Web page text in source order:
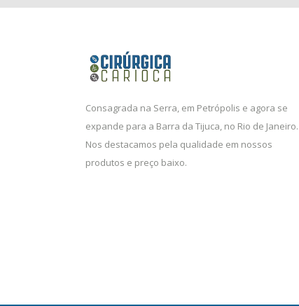
Consagrada na Serra, em Petrópolis e agora se
expande para a Barra da Tijuca, no Rio de Janeiro.
Nos destacamos pela qualidade em nossos
produtos e preço baixo.